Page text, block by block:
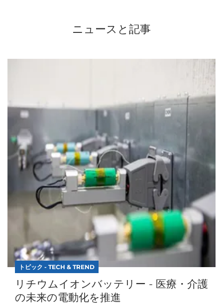
ニュースと記事
トピック - TECH & TREND
リチウムイオンバッテリー - 医療・介護
の未来の電動化を推進